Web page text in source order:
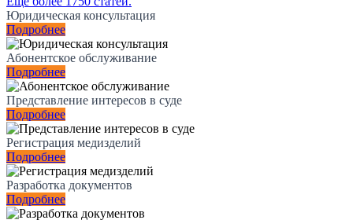
Юридическая консультация
Подробнее
Абонентское обслуживание
Подробнее
Представление интересов в суде
Подробнее
Регистрация медизделий
Подробнее
Разработка документов
Подробнее